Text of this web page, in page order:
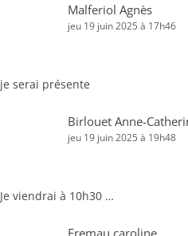
Malferiol Agnès
jeu 19 juin 2025 à 17h46
je serai présente
Birlouet Anne-
jeu 19 juin 2025 à 19h48
Je viendrai à 10h30 …
Fremau caroline